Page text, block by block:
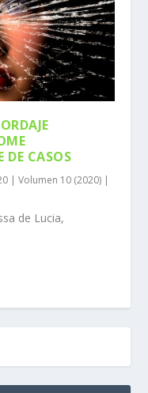
DE CASOS
|Volumen 10 (2020) |
de Lucia,